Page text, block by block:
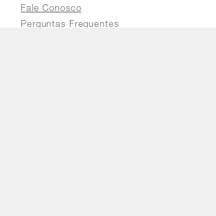
Fale Conosco
Perguntas Frequentes